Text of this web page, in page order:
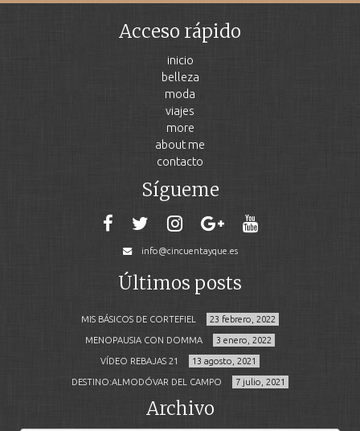
Acceso rápido
inicio
belleza
moda
viajes
more
about me
contacto
Sígueme
info@cincuentayque.es
Últimos posts
MIS BÁSICOS DE CORTEFIEL 23 febrero, 2022
MENOPAUSIA CON DOMMA 3 enero, 2022
VÍDEO REBAJAS 21 13 agosto, 2021
DESTINO:ALMODÓVAR DEL CAMPO 7 julio, 2021
Archivo